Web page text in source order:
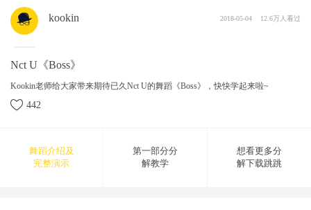
kookin 2018-05-04 12.6万人看过
Nct U《Boss》
Kookin老师给大家带来期待已久Nct U的舞蹈《Boss》，快快学起来啦~
442
舞蹈介绍及
完整演示
第一部分分
解教学
想看更多分
解下载跳跳